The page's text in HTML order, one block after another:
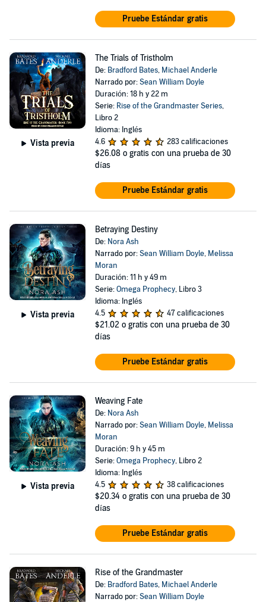
Pruebe Estándar gratis
Vista previa
The Trials of Tristholm
De: Bradford Bates, Michael Anderle
Narrado por:Sean William Doyle
Duración: 18 h y 22 m
Serie: Rise of the Grandmaster Series,
Libro 2
Idioma: Inglés
4.6
283 calificaciones
$26.08 o gratis con una prueba de 30
días
Pruebe Estándar gratis
Vista previa
Betraying Destiny
De: Nora Ash
Narrado por:Sean William Doyle, Melissa
Moran
Duración: 11 h y 49 m
Serie:Omega Prophecy, Libro 3
Idioma: Inglés
4.5
47 calificaciones
$21.02 o gratis con una prueba de 30
días
Pruebe Estándar gratis
Vista previa
Weaving Fate
De: Nora Ash
Narrado por:Sean William Doyle, Melissa
Moran
Duración: 9 h y 45 m
Serie:Omega Prophecy, Libro 2
Idioma: Inglés
4.5
38 calificaciones
$20.34 o gratis con una prueba de 30
días
Pruebe Estándar gratis
Rise of the Grandmaster
De: Bradford Bates, Michael Anderle
Narrado por:Sean William Doyle